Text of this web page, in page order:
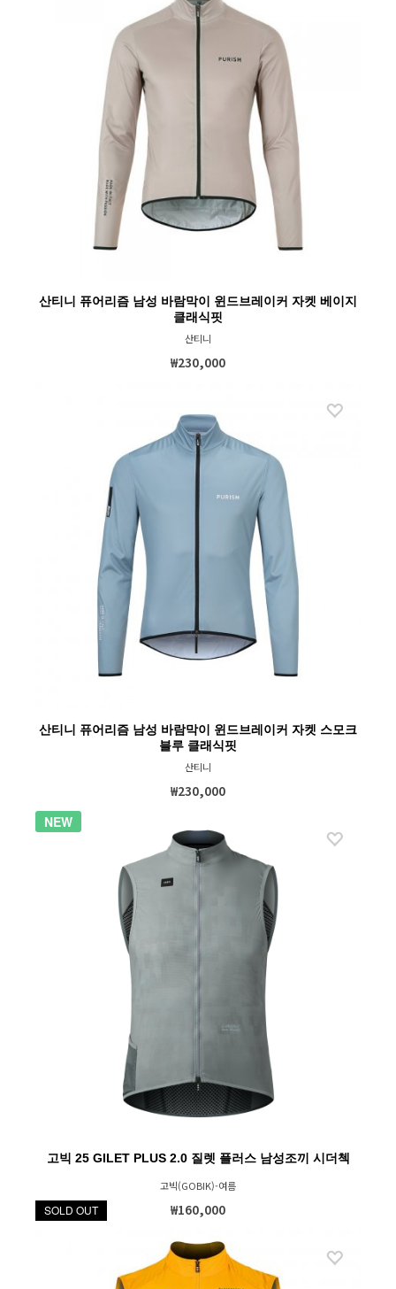
산티니 퓨어리즘 남성 바람막이 윈드브레이커 자켓 베이지
클래식핏
산티니
₩230,000
산티니 퓨어리즘 남성 바람막이 윈드브레이커 자켓 스모크
블루 클래식핏
산티니
₩230,000
NEW
고빅 25 GILET PLUS 2.0 질렛 플러스 남성조끼 시더첵
고빅(GOBIK)-여름
₩160,000
SOLD OUT